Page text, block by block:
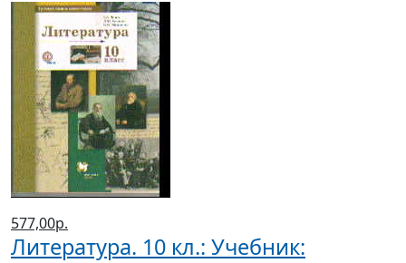
577,00р.
Литература. 10 кл.: Учебник: